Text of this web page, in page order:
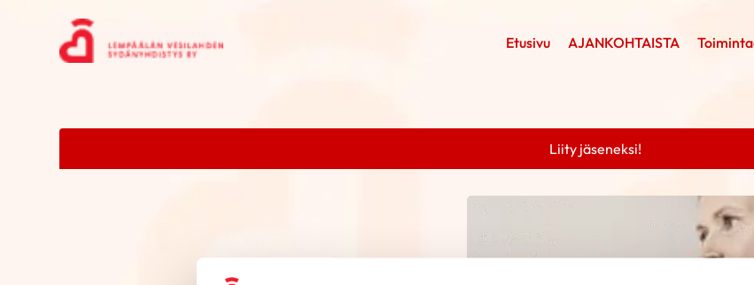
Etusivu AJANKOHTAISTA
Liity jäseneksi!